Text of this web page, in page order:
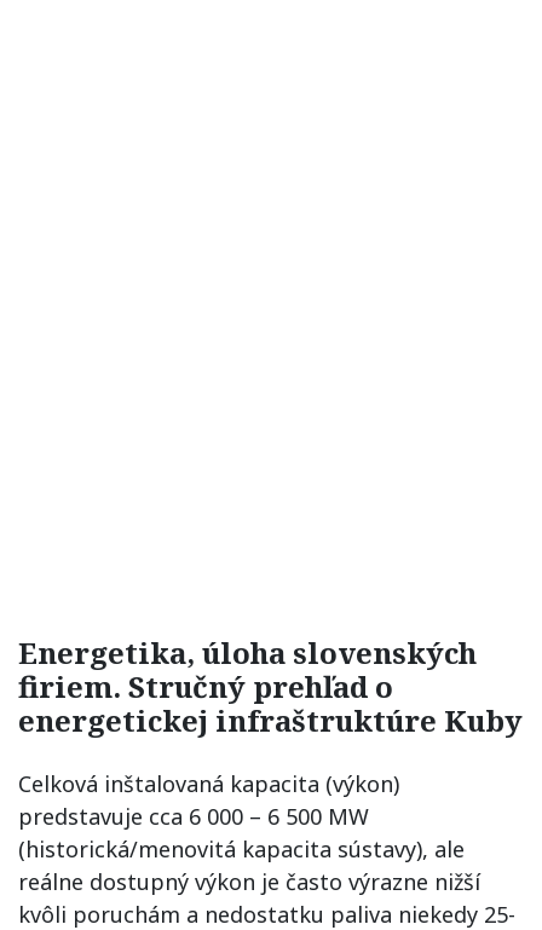
Energetika, úloha slovenských
firiem. Stručný prehľad o
energetickej infraštruktúre Kuby
Celková inštalovaná kapacita (výkon)
predstavuje cca 6 000 – 6 500 MW
(historická/menovitá kapacita sústavy), ale
reálne dostupný výkon je často výrazne nižší
kvôli poruchám a nedostatku paliva niekedy 25-